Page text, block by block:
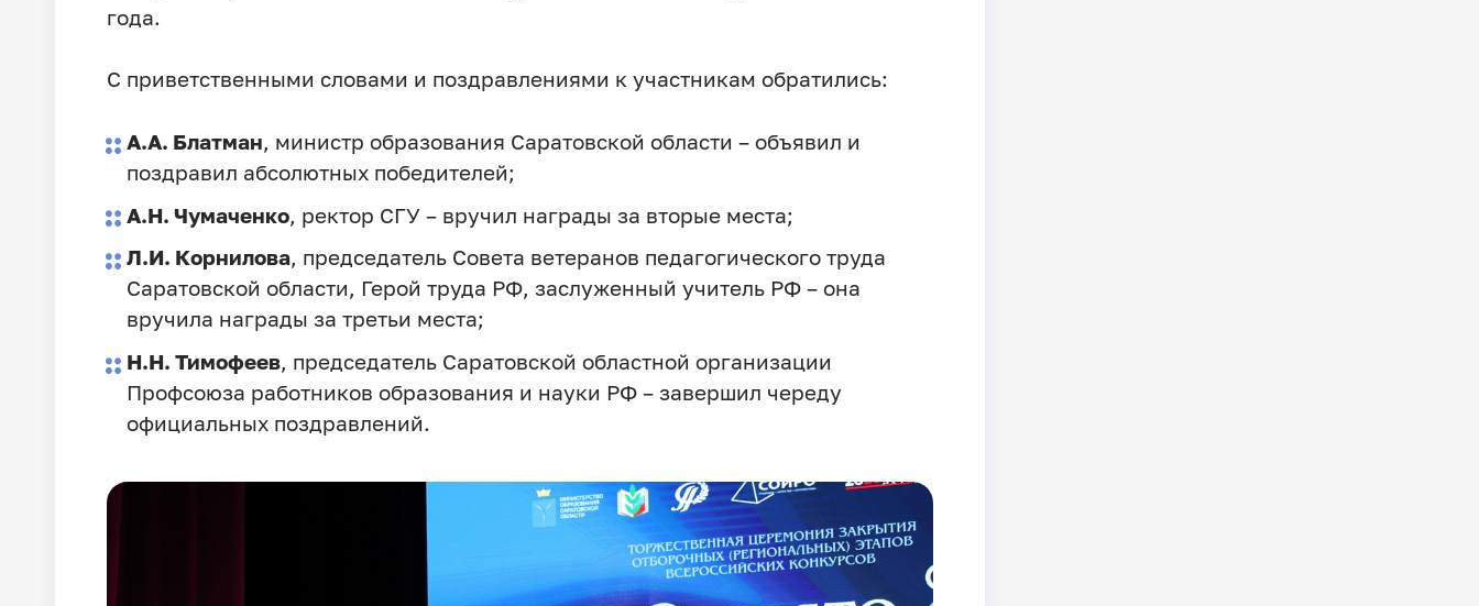
года.
С приветственными словами и поздравлениями к участникам обратились:
А.А. Блатман, министр образования Саратовской области – объявил и
поздравил абсолютных победителей;
А.Н. Чумаченко, ректор СГУ – вручил награды за вторые места;
Л.И. Корнилова, председатель Совета ветеранов педагогического труда
Саратовской области, Герой труда РФ, заслуженный учитель РФ – она
вручила награды за третьи места;
Н.Н. Тимофеев, председатель Саратовской областной организации
Профсоюза работников образования и науки РФ – завершил череду
официальных поздравлений.